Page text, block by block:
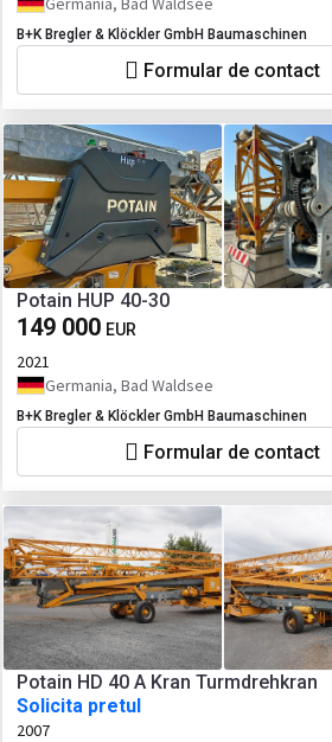
B+K Bregler & Klöckler GmbH Baumaschinen
Formular de contact
Potain HUP 40-30
149 000 EUR
2021
Germania, Bad Waldsee
B+K Bregler & Klöckler GmbH Baumaschinen
Formular de contact
Potain HD 40 A Kran Turmdrehkran
Solicita pretul
2007